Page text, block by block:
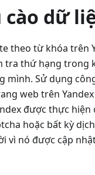
cào dữ
theo từ khóa trên
tra thứ hạng trong
mình. Sử dụng
web trên
được thực hiện
hoặc bất kỳ
vì nó được cập